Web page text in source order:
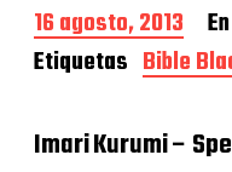
F
e
c
d
16 agosto, 2013 En
Etiquetas Bible
Imari Kurumi –